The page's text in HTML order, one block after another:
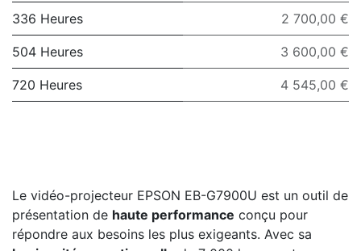
336 Heures 2 700,00 €
504 Heures 3 600,00 €
720 Heures 4 545,00 €
Le vidéo-projecteur EPSON EB-G7900U est un outil de
présentation de haute performance conçu pour
répondre aux besoins les plus exigeants. Avec sa